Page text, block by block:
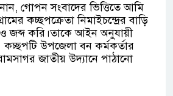
গোপন সংবাদের ভিত্তিতে আমি
কচ্ছপক্রেতা নিমাইচন্দ্রের বাড়ি
জব্দ করি।তাকে আইন অনুযায়ী
কচ্ছপটি উপজেলা বন কর্মকর্তার
জাতীয় উদ্যানে পাঠানো